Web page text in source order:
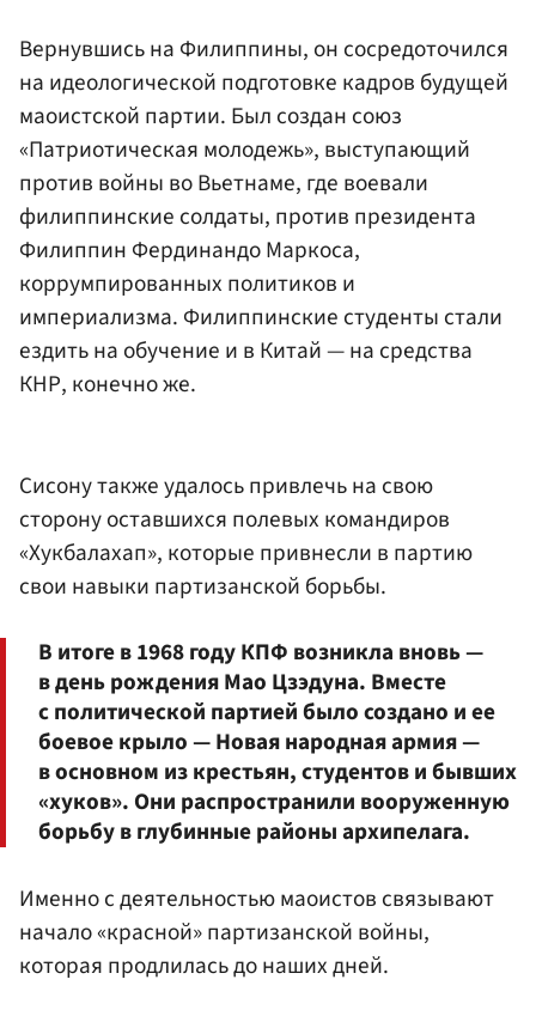
Вернувшись на Филиппины, он сосредоточился
на идеологической подготовке кадров будущей
маоистской партии. Был создан союз
«Патриотическая молодежь», выступающий
против войны во Вьетнаме, где воевали
филиппинские солдаты, против президента
Филиппин Фердинандо Маркоса,
коррумпированных политиков и
империализма. Филиппинские студенты стали
ездить на обучение и в Китай — на средства
КНР, конечно же.
Сисону также удалось привлечь на свою
сторону оставшихся полевых командиров
«Хукбалахап», которые привнесли в партию
свои навыки партизанской борьбы.
В итоге в 1968 году КПФ возникла вновь —
в день рождения Мао Цзэдуна. Вместе
с политической партией было создано и ее
боевое крыло — Новая народная армия —
в основном из крестьян, студентов и бывших
«хуков». Они распространили вооруженную
борьбу в глубинные районы архипелага.
Именно с деятельностью маоистов связывают
начало «красной» партизанской войны,
которая продлилась до наших дней.